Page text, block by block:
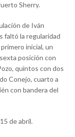
Sherry.
de Iván
faltó la regularidad
inicial, un
posición con
quintos con dos
Conejo, cuarto a
con bandera del
de abril.